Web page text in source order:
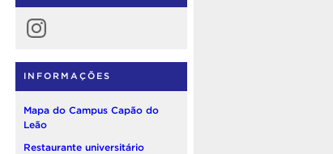
Instagram
INFORMAÇÕES
Mapa do Campus Capão do
Leão
Restaurante universitário